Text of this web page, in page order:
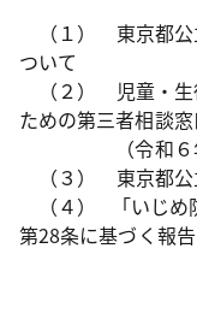
（１） 東京都公
ついて
（２） 児童・生
ための第三者相談
（令和６年
（３） 東京都公
（４） 「いじめ
第28条に基づく報